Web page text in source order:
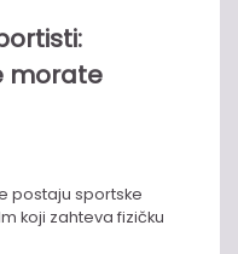
morate
postaju sportske
koji zahteva fizičku